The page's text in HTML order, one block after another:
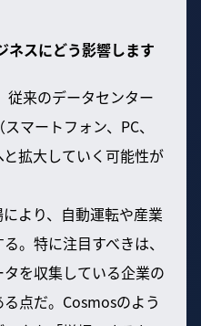
ネスにどう影響します
従来のデータセンター
マートフォン、PC、
拡大していく可能性が
より、自動運転や産業
。特に注目すべきは、
を収集している企業の
点だ。Cosmosのよう